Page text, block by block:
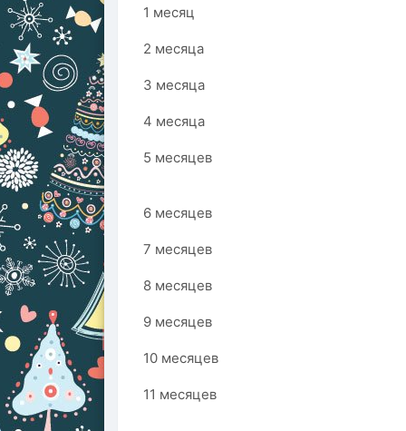
1 месяц
2 месяца
3 месяца
4 месяца
5 месяцев
6 месяцев
7 месяцев
8 месяцев
9 месяцев
10 месяцев
11 месяцев